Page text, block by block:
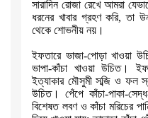
সারাদিন রোজা রেখে আমরা
ধরনের খাবার গ্রহণ করি,তা
থেকে শোভনীয় নয়।
ইফতারে ভাজা-পোড়া খাওয়া
ভাপা-কাঁচা খাওয়া উচিত।
ইত্যাকার মৌসুমী সব্জি ও ফল
উচিত। পেঁপে কাঁচা-পাকা-
বিশেষত লবণ ও কাঁচা মরিচের